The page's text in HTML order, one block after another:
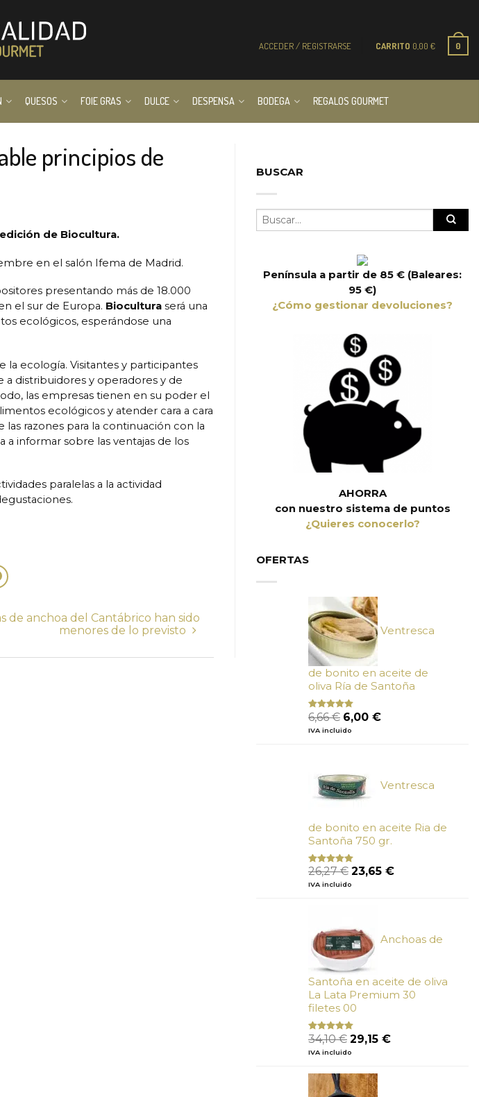
ACCEDER / REGISTRARSE CARRITO 0,00 € 0
QUESOS FOIE GRAS DULCE DESPENSA BODEGA REGALOS GOURMET
principios de
de Biocultura.
en el salón Ifema de Madrid.
presentando más de 18.000
el sur de Europa. Biocultura será una
ecológicos, esperándose una
la ecología. Visitantes y participantes
distribuidores y operadores y de
las empresas tienen en su poder el
ecológicos y atender cara a cara
las razones para la continuación con la
informar sobre las ventajas de los
paralelas a la actividad
de anchoa del Cantábrico han sido
menores de lo previsto
BUSCAR
Península a partir de 85 € (Baleares:
95 €)
¿Cómo gestionar devoluciones?
AHORRA
con nuestro sistema de puntos
¿Quieres conocerlo?
OFERTAS
Ventresca
de bonito en aceite de
oliva Ría de Santoña
Valorado
con
de 5
6,66€ El
precio
6,00 €El
IVA incluido
Ventresca
de bonito en aceite Ria de
Santoña 750 gr.
Valorado
con
5
26,27€ El
precio
23,65 €El
IVA incluido
Anchoas de
Santoña en aceite de oliva
La Lata Premium 30
filetes 00
Valorado
con
de 5
34,10€ El
precio
era:
34,10 €.
29,15 €El
IVA incluido